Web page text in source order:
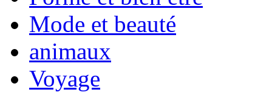
Mode et beauté
animaux
Voyage